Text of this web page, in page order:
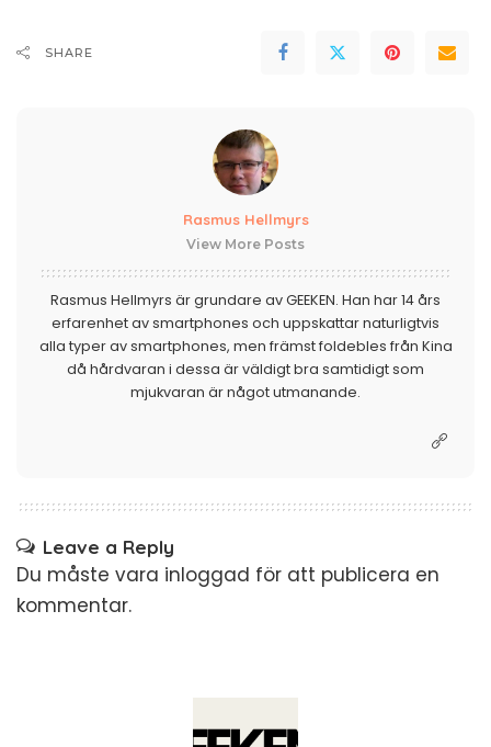
SHARE
Rasmus Hellmyrs
View More Posts
Rasmus Hellmyrs är grundare av GEEKEN. Han har 14 års
erfarenhet av smartphones och uppskattar naturligtvis
alla typer av smartphones, men främst foldebles från Kina
då hårdvaran i dessa är väldigt bra samtidigt som
mjukvaran är något utmanande.
Leave a Reply
Du måste vara inloggad för att publicera en
kommentar.